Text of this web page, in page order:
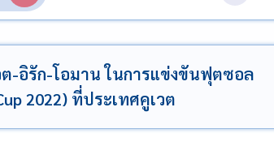
-อิรัก-โอมาน ในการแข่งขันฟุตซอล
2022) ที่ประเทศคูเวต